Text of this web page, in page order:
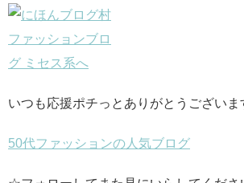
いつも応援ポチっとありがとうございま
50代ファッションの人気ブログ